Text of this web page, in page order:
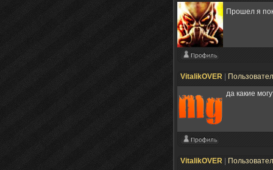
Прошел я
VitalikOVER
да какие
VitalikOVER